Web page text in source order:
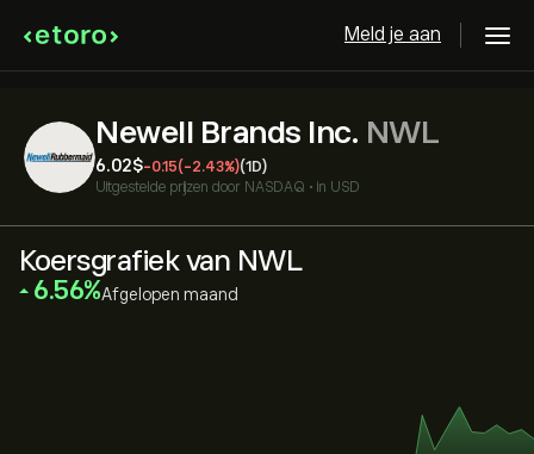
Meld je aan
Newell Brands Inc. NWL
6.02‎$‎-0.15(-2.43%)(1D)
Uitgestelde prijzen door NASDAQ • in USD
Koersgrafiek van NWL
‎6.56‎ Afgelopen maand